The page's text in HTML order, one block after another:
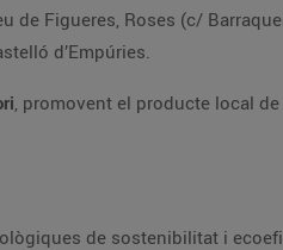
Figueres, Roses (c/
d’Empúries.
, promovent el producte local
de sostenibilitat i